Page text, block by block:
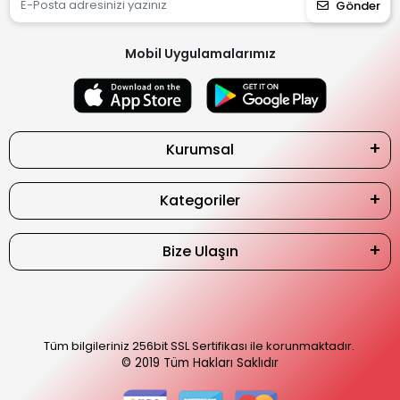
Gönder
Mobil Uygulamalarımız
Kurumsal
Kategoriler
Bize Ulaşın
Tüm bilgileriniz 256bit SSL Sertifikası ile korunmaktadır.
© 2019 Tüm Hakları Saklıdır